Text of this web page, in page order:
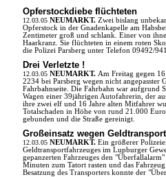
Opferstockdiebe flüchteten
12.03.05 NEUMARKT. Zwei bislang
Opferstock in der Gnadenkapelle am
Zentimeter groß und schlank. Einer von
Haarkranz. Sie flüchteten in einem roten
die Polizei Parsberg unter Telefon 09492/
Drei Verletzte !
12.03.05 NEUMARKT. Am Freitag gegen
2234 bei Parsberg wegen nicht
Fahrbahnseite. Die Fahrbahn war aufgrund
Wagen einer 39jährigen Autofahrerin, der
ihre zwei elf und 16 Jahre alten Mitfahrer
Totalschaden in Höhe von rund 21.000
gebunden und die Straße gereinigt.
Großeinsatz wegen
12.03.05 NEUMARKT. Ein größerer
Geldtransportfahrzeuges im Lupburger
gepanzerten Fahrzeuges den
Minuten zum Tatort rasten und das
Besatzung des Transporters konnte der